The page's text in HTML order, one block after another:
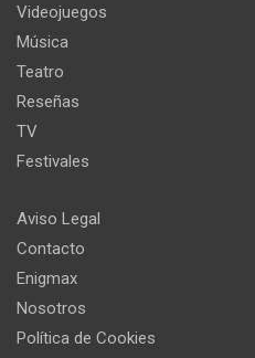
Videojuegos
Música
Teatro
Reseñas
TV
Festivales
Aviso Legal
Contacto
Enigmax
Nosotros
Política de Cookies